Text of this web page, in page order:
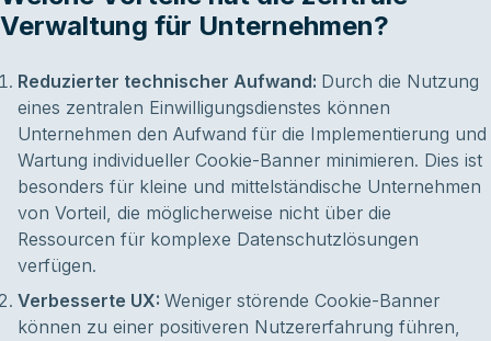
Verwaltung für Unternehmen?
Reduzierter technischer Aufwand: Durch die Nutzung
eines zentralen Einwilligungsdienstes können
Unternehmen den Aufwand für die Implementierung und
Wartung individueller Cookie-Banner minimieren. Dies ist
besonders für kleine und mittelständische Unternehmen
von Vorteil, die möglicherweise nicht über die
Ressourcen für komplexe Datenschutzlösungen
verfügen.
Verbesserte UX: Weniger störende Cookie-Banner
können zu einer positiveren Nutzererfahrung führen,